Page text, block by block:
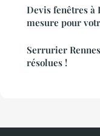
Devis fenêtres à
mesure pour
Serrurier
résolues !